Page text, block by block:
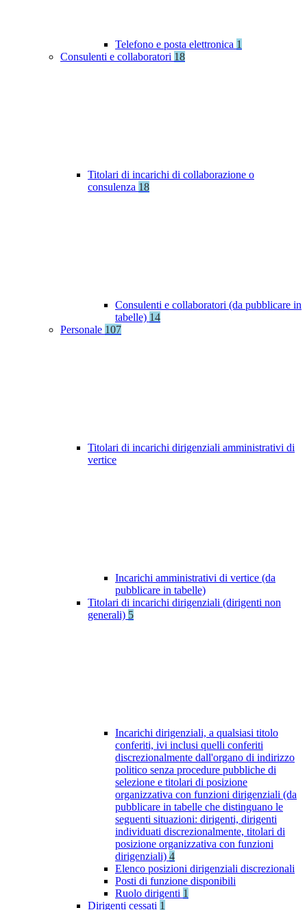
Telefono e posta elettronica 1
Consulenti e collaboratori 18
Titolari di incarichi di collaborazione o
consulenza 18
Consulenti e collaboratori (da pubblicare in
tabelle) 14
Personale 107
Titolari di incarichi dirigenziali amministrativi di
vertice
Incarichi amministrativi di vertice (da
pubblicare in tabelle)
Titolari di incarichi dirigenziali (dirigenti non
generali) 5
Incarichi dirigenziali, a qualsiasi titolo
conferiti, ivi inclusi quelli conferiti
discrezionalmente dall'organo di indirizzo
politico senza procedure pubbliche di
selezione e titolari di posizione
organizzativa con funzioni dirigenziali (da
pubblicare in tabelle che distinguano le
seguenti situazioni: dirigenti, dirigenti
individuati discrezionalmente, titolari di
posizione organizzativa con funzioni
dirigenziali) 4
Elenco posizioni dirigenziali discrezionali
Posti di funzione disponibili
Ruolo dirigenti 1
Dirigenti cessati 1